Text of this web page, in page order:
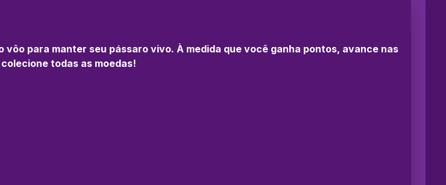
vôo para manter seu pássaro vivo. À medida que você ganha pontos, avance nas
todas as moedas!